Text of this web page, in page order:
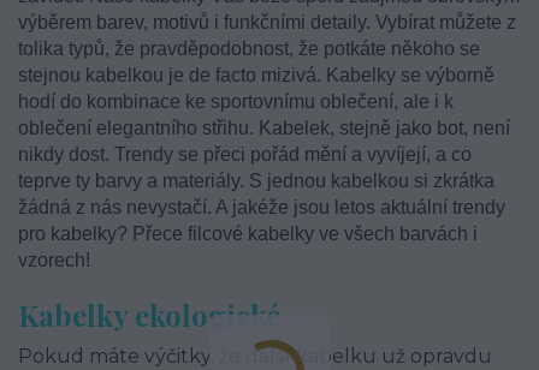
výběrem barev, motivů i funkčními detaily. Vybírat můžete z
tolika typů, že pravděpodobnost, že potkáte někoho se
stejnou kabelkou je de facto mizivá. Kabelky se výborně
hodí do kombinace ke sportovnímu oblečení, ale i k
oblečení elegantního střihu. Kabelek, stejně jako bot, není
nikdy dost. Trendy se přeci pořád mění a vyvíjejí, a co
teprve ty barvy a materiály. S jednou kabelkou si zkrátka
žádná z nás nevystačí. A jakéže jsou letos aktuální trendy
pro kabelky? Přece filcové kabelky ve všech barvách i
vzorech!
Kabelky ekologické
Pokud máte výčitky, že další kabelku už opravdu